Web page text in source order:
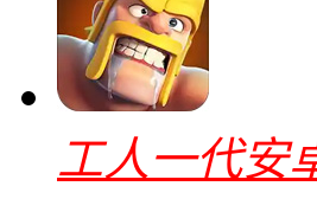
工人一代安